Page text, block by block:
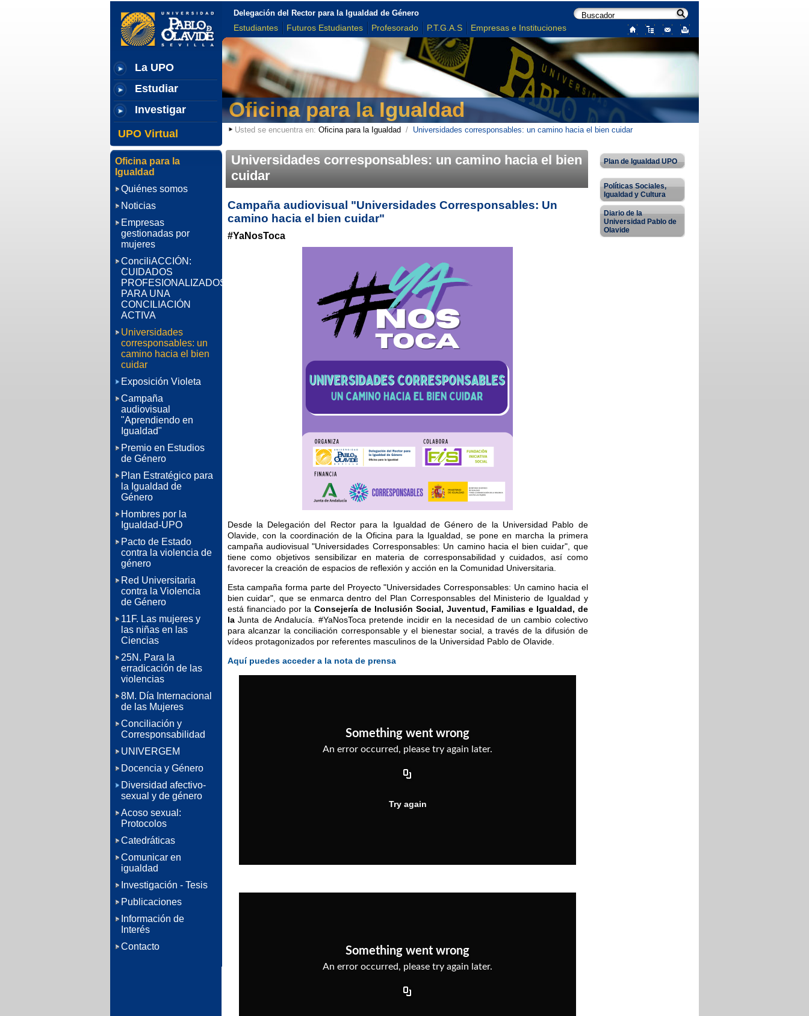
La UPO
Estudiar
Investigar
UPO Virtual
Delegación del Rector para la Igualdad de Género
Estudiantes Futuros Estudiantes Profesorado P.T.G.A.S Empresas e Instituciones
Oficina para la Igualdad
Usted se encuentra en: Oficina para la Igualdad / Universidades corresponsables: un camino hacia el bien cuidar
Universidades corresponsables: un camino hacia el bien
cuidar
Campaña audiovisual "Universidades Corresponsables: Un
camino hacia el bien cuidar"
#YaNosToca
Desde la Delegación del Rector para la Igualdad de Género de la Universidad Pablo de
Olavide, con la coordinación de la Oficina para la Igualdad, se pone en marcha la primera
campaña audiovisual "Universidades Corresponsables: Un camino hacia el bien cuidar", que
tiene como objetivos sensibilizar en materia de corresponsabilidad y cuidados, así como
favorecer la creación de espacios de reflexión y acción en la Comunidad Universitaria.
Esta campaña forma parte del Proyecto "Universidades Corresponsables: Un camino hacia el
bien cuidar", que se enmarca dentro del Plan Corresponsables del Ministerio de Igualdad y
está financiado por la Consejería de Inclusión Social, Juventud, Familias e Igualdad, de
laJunta de Andalucía. #YaNosToca pretende incidir en la necesidad de un cambio colectivo
para alcanzar la conciliación corresponsable y el bienestar social, a través de la difusión de
vídeos protagonizados por referentes masculinos de la Universidad Pablo de Olavide.
Aquí puedes acceder a la nota de prensa
Oficina para la
Igualdad
Quiénes somos
Noticias
Empresas
gestionadas por
mujeres
ConciliACCIÓN:
CUIDADOS
PROFESIONALIZADOS
PARA UNA
CONCILIACIÓN
ACTIVA
Universidades
corresponsables: un
camino hacia el bien
cuidar
Exposición Violeta
Campaña
audiovisual
"Aprendiendo en
Igualdad"
Premio en Estudios
de Género
Plan Estratégico para
la Igualdad de
Género
Hombres por la
Igualdad-UPO
Pacto de Estado
contra la violencia de
género
Red Universitaria
contra la Violencia
de Género
11F. Las mujeres y
las niñas en las
Ciencias
25N. Para la
erradicación de las
violencias
8M. Día Internacional
de las Mujeres
Conciliación y
Corresponsabilidad
UNIVERGEM
Docencia y Género
Diversidad afectivo-
sexual y de género
Acoso sexual:
Protocolos
Catedráticas
Comunicar en
igualdad
Investigación - Tesis
Publicaciones
Información de
Interés
Contacto
Plan de Igualdad UPO
Políticas Sociales,
Igualdad y Cultura
Diario de la
Universidad Pablo de
Olavide